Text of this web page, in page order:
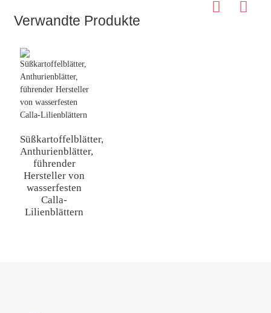
Verwandte Produkte
Süßkartoffelblätter,
Anthurienblätter,
führender
Hersteller von
wasserfesten
Calla-
Lilienblättern